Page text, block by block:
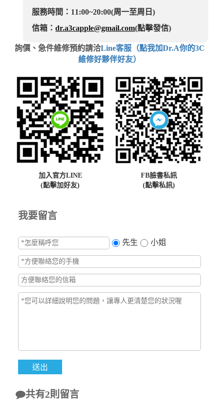
服務時間：11:00~20:00(周一至周日)
信箱：dr.a3capple@gmail.com(點擊發信)
詢價、急件維修預約請洽Line客服（點我加Dr.A你的3C
維修好夥伴好友）
加入官方LINE
(點擊加好友)
FB臉書私訊
(點擊私訊)
我要留言
先生 小姐
共有2則留言